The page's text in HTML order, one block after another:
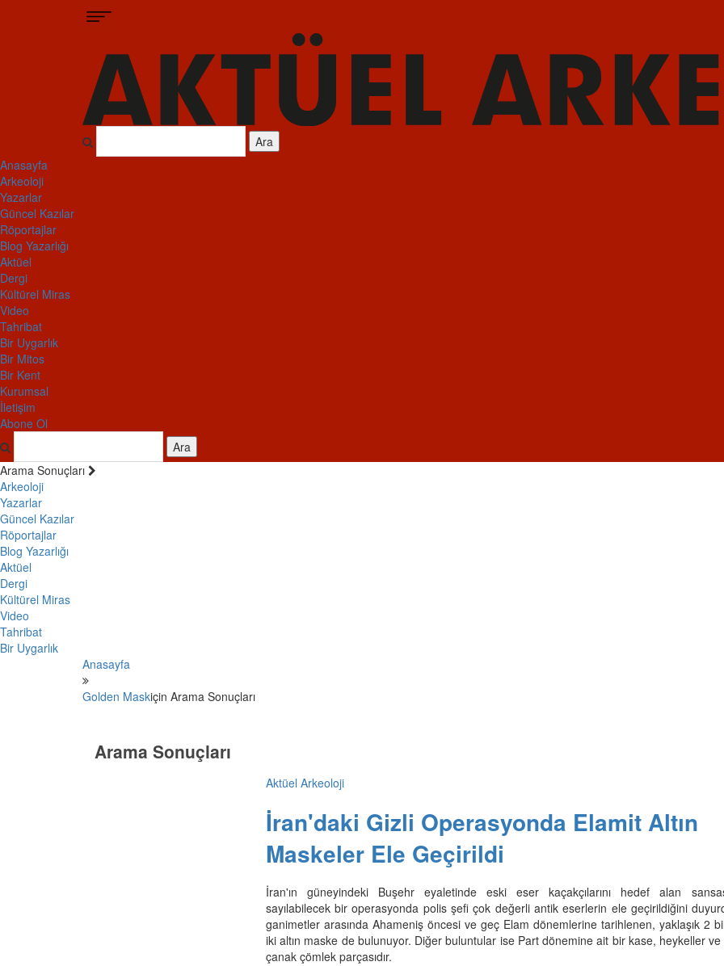
Ara
Anasayfa
Arkeoloji
Yazarlar
Güncel Kazılar
Röportajlar
Blog Yazarlığı
Aktüel
Dergi
Kültürel Miras
Video
Tahribat
Bir Uygarlık
Bir Mitos
Bir Kent
Kurumsal
İletişim
Abone Ol
Ara
Arama Sonuçları
Arkeoloji
Yazarlar
Güncel Kazılar
Röportajlar
Blog Yazarlığı
Aktüel
Dergi
Kültürel Miras
Video
Tahribat
Bir Uygarlık
Anasayfa
Golden Maskiçin Arama Sonuçları
Arama Sonuçları
Aktüel Arkeoloji
İran'daki Gizli Operasyonda Elamit Altın
Maskeler Ele Geçirildi
İran'ın güneyindeki Buşehr eyaletinde eski eser kaçakçılarını hedef alan
sayılabilecek bir operasyonda polis şefi çok değerli antik eserlerin ele geçirildiğini
ganimetler arasında Ahameniş öncesi ve geç Elam dönemlerine tarihlenen, yaklaşık 2
iki altın maske de bulunuyor. Diğer buluntular ise Part dönemine ait bir kase, heykeller
çanak çömlek parçasıdır.